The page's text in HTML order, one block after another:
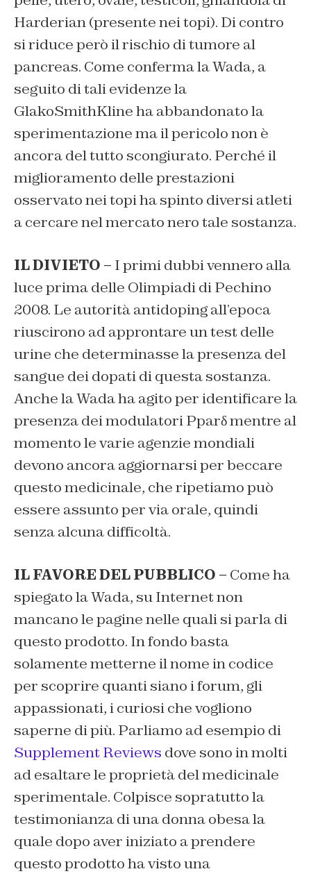
Harderian (presente nei topi). Di contro
si riduce però il rischio di tumore al
pancreas. Come conferma la Wada, a
seguito di tali evidenze la
GlakoSmithKline ha abbandonato la
sperimentazione ma il pericolo non è
ancora del tutto scongiurato. Perché il
miglioramento delle prestazioni
osservato nei topi ha spinto diversi atleti
a cercare nel mercato nero tale sostanza.
IL DIVIETO – I primi dubbi vennero alla
luce prima delle Olimpiadi di Pechino
2008. Le autorità antidoping all’epoca
riuscirono ad approntare un test delle
urine che determinasse la presenza del
sangue dei dopati di questa sostanza.
Anche la Wada ha agito per identificare la
presenza dei modulatori Pparδ mentre al
momento le varie agenzie mondiali
devono ancora aggiornarsi per beccare
questo medicinale, che ripetiamo può
essere assunto per via orale, quindi
senza alcuna difficoltà.
IL FAVORE DEL PUBBLICO – Come ha
spiegato la Wada, su Internet non
mancano le pagine nelle quali si parla di
questo prodotto. In fondo basta
solamente metterne il nome in codice
per scoprire quanti siano i forum, gli
appassionati, i curiosi che vogliono
saperne di più. Parliamo ad esempio di
Supplement Reviews dove sono in molti
ad esaltare le proprietà del medicinale
sperimentale. Colpisce sopratutto la
testimonianza di una donna obesa la
quale dopo aver iniziato a prendere
questo prodotto ha visto una